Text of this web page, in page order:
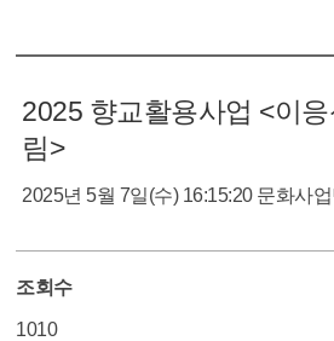
2025 향교활용사업 <이
림>
2025년 5월 7일(수) 16:15:20 문화사
조회수
1010